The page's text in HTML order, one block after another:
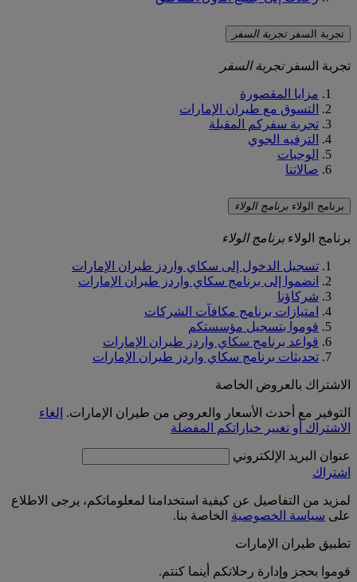
تجربة السفرتجربة السفر
تجربة السفرتجربة السفر
مزايا المقصورة
التسوق مع طيران الإمارات
تجربة سفركم المقبلة
الترفيه الجوي
الوجبات
صالاتنا
برنامج الولاء برنامج الولاء
برنامج الولاء برنامج الولاء
تسجيل الدخول إلى سكاي واردز طيران الإمارات
انضموا إلى برنامج سكاي واردز طيران الإمارات
شركاؤنا
امتيازات برنامج مكافآت الشركات
قوموا بتسجيل مؤسستكم
قواعد برنامج سكاي واردز طيران الإمارات
تحديثات برنامج سكاي واردز طيران الإمارات
الاشتراك بالعروض الخاصة
التوفير مع أحدث الأسعار والعروض من طيران الإمارات. إلغاء
الاشتراك أو تغيير خياراتكم المفضلة
عنوان البريد الإلكتروني
اشتراك
لمزيد من التفاصيل عن كيفية استخدامنا لمعلوماتكم، يرجى الاطلاع
على سياسة الخصوصية الخاصة بنا.
تطبيق طيران الإمارات
قوموا بحجز وإدارة رحلاتكم أينما كنتم.